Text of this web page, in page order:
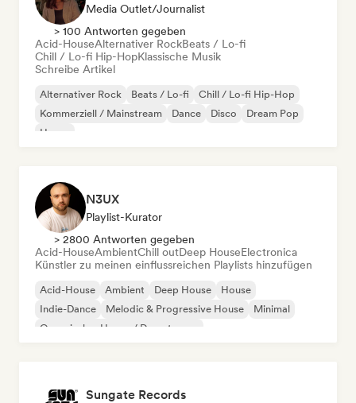
Media Outlet/Journalist
> 100 Antworten gegeben
Acid-HouseAlternativer RockBeats / Lo-fi
Chill / Lo-fi Hip-HopKlassische Musik
Schreibe Artikel
Alternativer Rock Beats / Lo-fi
Chill / Lo-fi Hip-Hop
Kommerziell / Mainstream
Dance Disco
Dream Pop
House
N3UX
Playlist-Kurator
> 2800 Antworten gegeben
Acid-HouseAmbientChill outDeep HouseElectronica
Künstler zu meinen einflussreichen Playlists hinzufügen
Acid-House Ambient Deep House
House
Indie-Dance
Melodic & Progressive House
Minimal
Organischer House / Downtempo
Sungate Records